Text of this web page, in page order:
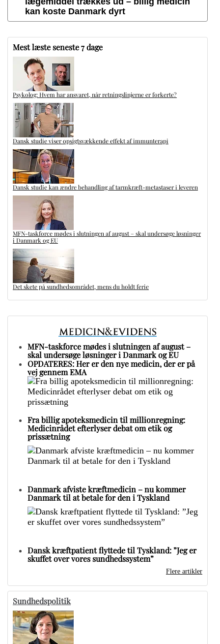
kan koste Danmark dyrt
Mest læste seneste 7 dage
Psykolog: Hvem har ansvaret, når retningslinjerne er forkerte?
Dansk studie viser opsigtsvækkende effekt af immunterapi
Dansk studie kan ændre behandling af tarmkræft-metastaser i leveren
MFN-taskforce mødes i slutningen af august – skal undersøge løsninger
i Danmark og EU
Det skete på sundhedsområdet, mens du holdt ferie
MFN-taskforce mødes i slutningen af august –
skal undersøge løsninger i Danmark og EU
OPDATERES: Her er den nye medicin, der er på
vej gennem EMA
Fra billig apoteksmedicin til millionregning:
Medicinrådet efterlyser debat om etik og
prissætning
Danmark afviste kræftmedicin – nu kommer
Danmark til at betale for den i Tyskland
Dansk kræftpatient flyttede til Tyskland: ”Jeg er
skuffet over vores sundhedssystem”
Flere artikler
Sundhedspolitik